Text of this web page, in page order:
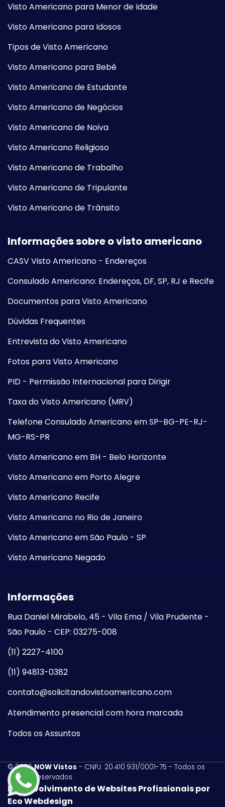
Visto Americano para Menor de Idade
Visto Americano para Idosos
Tipos de Visto Americano
Visto Americano para Bebê
Visto Americano de Estudante
Visto Americano de Negócios
Visto Americano de Noiva
Visto Americano Religioso
Visto Americano de Trabalho
Visto Americano de Tripulante
Visto Americano de Trânsito
Informações sobre o visto americano
CASV Visto Americano - Endereços
Consulado Americano: Endereços, DF, SP, RJ e Recife
Documentos para Visto Americano
Dúvidas Frequentes
Entrevista do Visto Americano
Fotos para Visto Americano
PID - Permissão Internacional para Dirigir
Taxa do Visto Americano (MRV)
Telefone Consulado Americano em SP-BG-PE-RJ-
MG-RS-PR
Visto Americano em BH - Belo Horizonte
Visto Americano em Porto Alegre
Visto Americano Recife
Visto Americano no Rio de Janeiro
Visto Americano em São Paulo - SP
Visto Americano Negado
Informações
Rua Daniel Mirabelo, 45 - Vila Ema / Vila Prudente -
São Paulo - CEP: 03275-008
(11) 2227-4100
(11) 94813-0382
contato@solicitandovistoamericano.com
Atendimento presencial com hora marcada
Todos os Assuntos
©2026 NOW Vistos - CNPJ: 20.410.931/0001-75 - Todos os
direitos reservados.
Desenvolvimento de Websites Profissionais por
Eco Webdesign